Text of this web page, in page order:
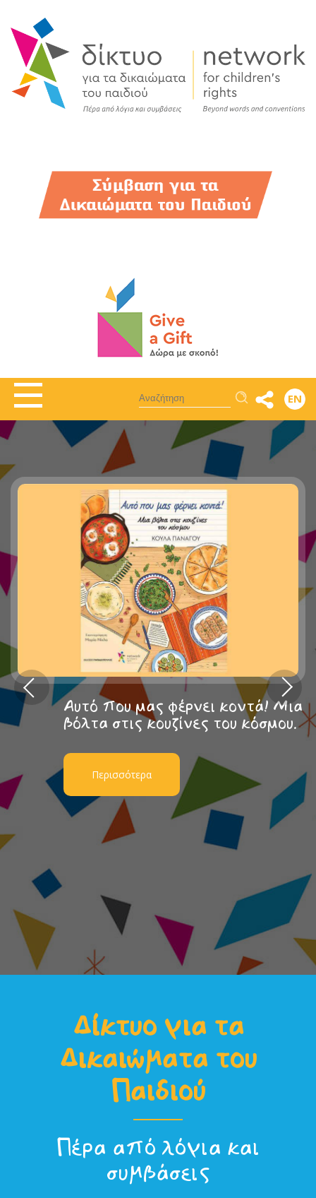
Αναζήτηση EN
Αυτό που μας φέρνει κοντά! Μια
βόλτα στις κουζίνες του κόσμου.
Περισσότερα
Δίκτυο για τα
Δικαιώµατα του
Παιδιού
Πέρα από λόγια και
συµβάσεις